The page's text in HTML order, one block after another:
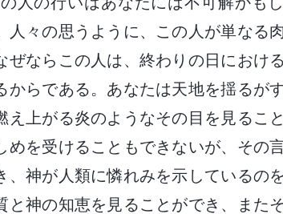
々の思うように、この人が単なる
ならこの人は、終わりの日におけ
らである。あなたは天地を揺るが
上がる炎のようなその目を見るこ
を受けることもできないが、その
神が人類に憐れみを示しているの
と神の知恵を見ることができ、また